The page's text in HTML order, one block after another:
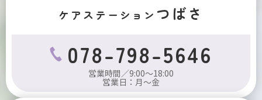
ケアステーション つばさ
078-798-5646
営業時間／9:00～18:00
営業日：月～金